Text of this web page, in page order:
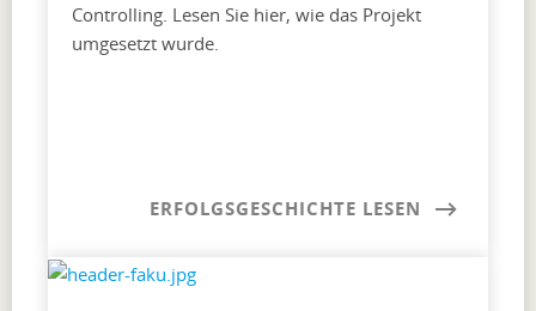
Controlling. Lesen Sie hier, wie das Projekt
umgesetzt wurde.
ERFOLGSGESCHICHTE LESEN